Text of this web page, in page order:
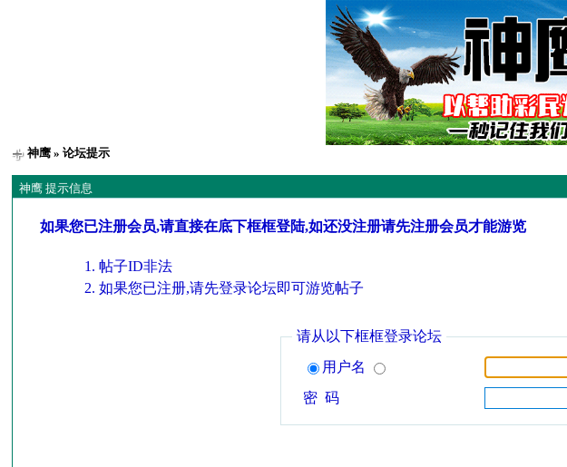
神鹰 » 论坛提示
神鹰 提示信息
如果您已注册会员,请直接在底下框框登陆,如还没注册请先注册会员才能游览
帖子ID非法
如果您已注册,请先登录论坛即可游览帖子
请从以下框框登录论坛
用户名
密 码